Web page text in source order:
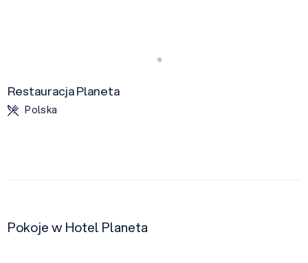
Restauracja Planeta
Polska
Pokoje w Hotel Planeta